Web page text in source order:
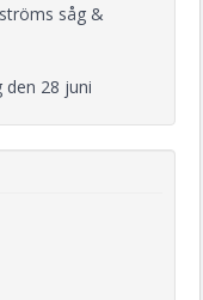
såg &
den 28 juni